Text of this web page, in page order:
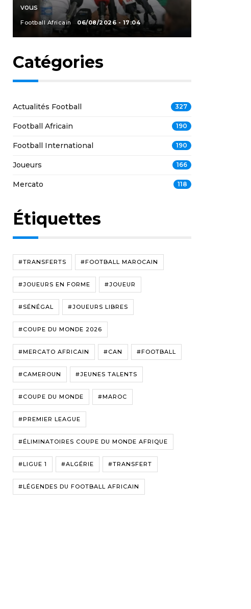
vous
Football Africain 06/08/2026 - 17:04
Catégories
Actualités Football 327
Football Africain 190
Football International 190
Joueurs 166
Mercato 118
Étiquettes
#TRANSFERTS #FOOTBALL MAROCAIN
#JOUEURS EN FORME #JOUEUR
#SÉNÉGAL #JOUEURS LIBRES
#COUPE DU MONDE 2026
#MERCATO AFRICAIN #CAN #FOOTBALL
#CAMEROUN #JEUNES TALENTS
#COUPE DU MONDE #MAROC
#PREMIER LEAGUE
#ÉLIMINATOIRES COUPE DU MONDE AFRIQUE
#LIGUE 1 #ALGÉRIE #TRANSFERT
#LÉGENDES DU FOOTBALL AFRICAIN